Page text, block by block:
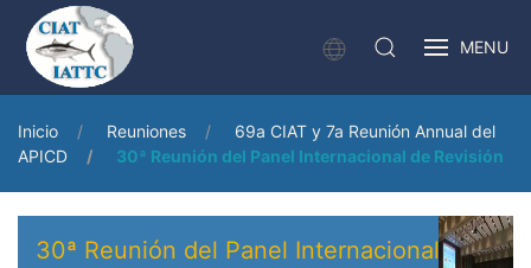
MENU
Inicio Reuniones
69a CIAT y 7a Reunión Annual del
APICD
30ª Reunión del Panel Internacional de Revisión
30ª Reunión del Panel Internacional